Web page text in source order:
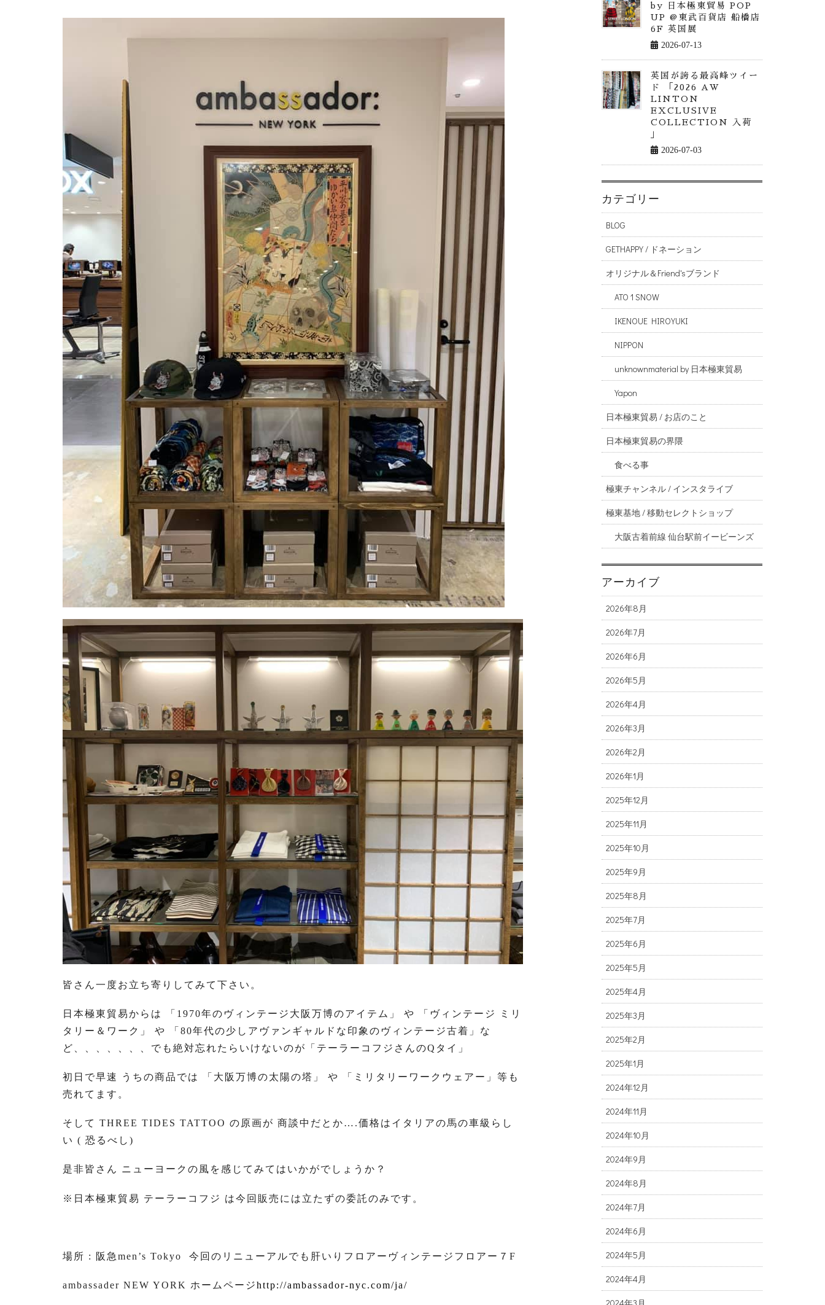
皆さん一度お立ち寄りしてみて下さい。
日本極東貿易からは 「1970年のヴィンテージ大阪万博のアイテム」 や 「ヴィンテージ ミリ
タリー＆ワーク」 や 「80年代の少しアヴァンギャルドな印象のヴィンテージ古着」な
ど、、、、、、、でも絶対忘れたらいけないのが「テーラーコフジさんのQタイ」
初日で早速 うちの商品では 「大阪万博の太陽の塔」 や 「ミリタリーワークウェアー」等も
売れてます。
そして THREE TIDES TATTOO の原画が 商談中だとか….価格はイタリアの馬の車級らし
い ( 恐るべし)
是非皆さん ニューヨークの風を感じてみてはいかがでしょうか？
※日本極東貿易 テーラーコフジ は今回販売には立たずの委託のみです。
場所 : 阪急men’s Tokyo 今回のリニューアルでも肝いりフロアーヴィンテージフロアー７F
ambassader NEW YORK ホームページhttp://ambassador-nyc.com/ja/
by 日本極東貿易 POP
UP @東武百貨店 船橋店
6F 英国展
2026-07-13
英国が誇る最高峰ツイー
ド 「2026 AW
LINTON
EXCLUSIVE
COLLECTION 入荷
」
2026-07-03
カテゴリー
BLOG
GETHAPPY / ドネーション
オリジナル＆Friend'sブランド
ATO 1 SNOW
IKENOUE HIROYUKI
NIPPON
unknownmaterial by 日本極東貿易
Yapon
日本極東貿易 / お店のこと
日本極東貿易の界隈
食べる事
極東チャンネル / インスタライブ
極東基地 / 移動セレクトショップ
大阪古着前線 仙台駅前イービーンズ
アーカイブ
2026年8月
2026年7月
2026年6月
2026年5月
2026年4月
2026年3月
2026年2月
2026年1月
2025年12月
2025年11月
2025年10月
2025年9月
2025年8月
2025年7月
2025年6月
2025年5月
2025年4月
2025年3月
2025年2月
2025年1月
2024年12月
2024年11月
2024年10月
2024年9月
2024年8月
2024年7月
2024年6月
2024年5月
2024年4月